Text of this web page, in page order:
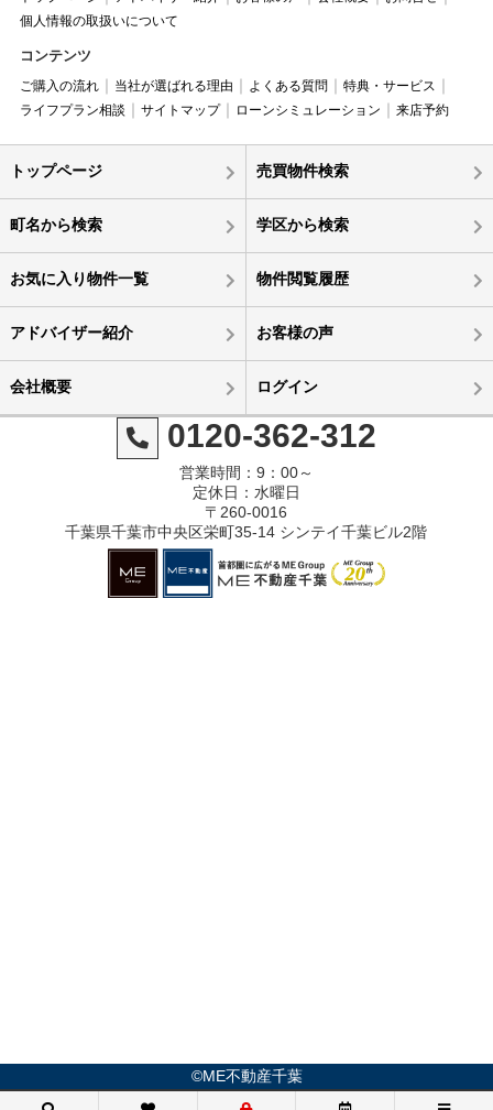
個人情報の取扱いについて
コンテンツ
ご購入の流れ 当社が選ばれる理由 よくある質問
特典・サービス
ライフプラン相談
サイトマップ ローンシミュレーション 来店予約
トップページ 売買物件検索
町名から検索 学区から検索
お気に入り物件一覧 物件閲覧履歴
アドバイザー紹介 お客様の声
会社概要 ログイン
0120-362-312
営業時間：9：00～
定休日：水曜日
〒260-0016
千葉県千葉市中央区栄町35-14 シンテイ千葉ビル2階
©ME不動産千葉